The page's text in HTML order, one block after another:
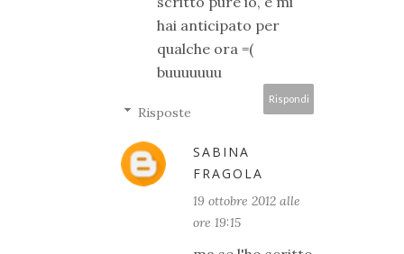
hai anticipato per
qualche ora =(
buuuuuuu
Rispondi
Risposte
SABINA
FRAGOLA
19 ottobre 2012 alle
ore 19:15